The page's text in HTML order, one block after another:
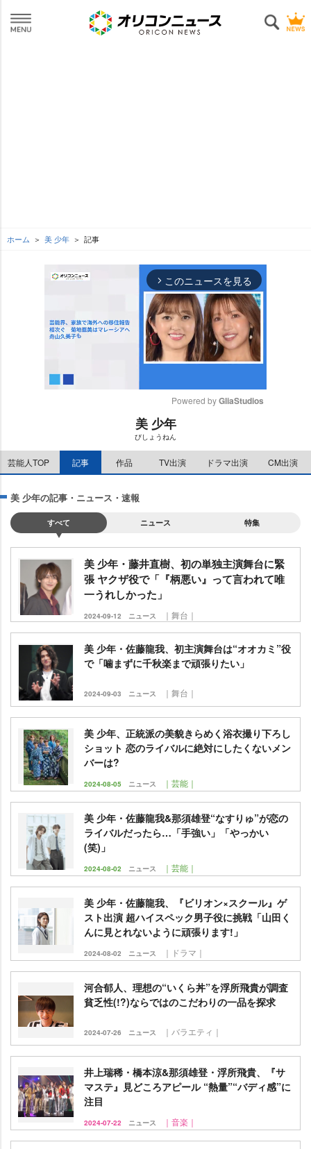
ホーム 美 少年 記事
arrow_forward_ios このニュースを見る
e
Powered by GliaStudios
美 少年
びしょうねん
芸能人TOP 記事 作品 TV出演 ドラマ出演 CM出演
美 少年の記事・ニュース・速報
すべて ニュース 特集
美 少年・藤井直樹、初の単独主演舞台に緊
張 ヤクザ役で「『柄悪い』って言われて唯
一うれしかった」
2024-09-12 ニュース ｜舞台｜
美 少年・佐藤龍我、初主演舞台は“オオカミ”役
で「噛まずに千秋楽まで頑張りたい」
2024-09-03 ニュース ｜舞台｜
美 少年、正統派の美貌きらめく浴衣撮り下ろし
ショット 恋のライバルに絶対にしたくないメン
バーは?
2024-08-05 ニュース ｜芸能｜
美 少年・佐藤龍我&那須雄登“なすりゅ”が恋の
ライバルだったら…「手強い」「やっかい
(笑)」
2024-08-02 ニュース ｜芸能｜
美 少年・佐藤龍我、『ビリオン×スクール』ゲ
スト出演 超ハイスペック男子役に挑戦「山田く
んに見とれないように頑張ります!」
2024-08-02 ニュース ｜ドラマ｜
河合郁人、理想の“いくら丼”を浮所飛貴が調査
貧乏性(!?)ならではのこだわりの一品を探求
2024-07-26 ニュース ｜バラエティ｜
井上瑞稀・橋本涼&那須雄登・浮所飛貴、『サ
マステ』見どころアピール “熱量”“バディ感”に
注目
2024-07-22 ニュース ｜音楽｜